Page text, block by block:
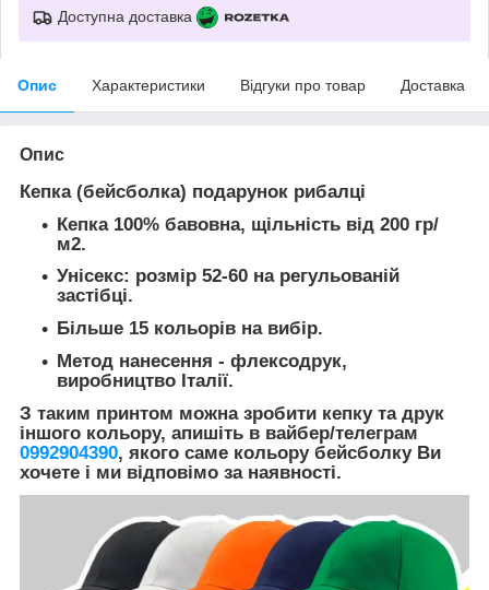
Доступна доставка
Опис Характеристики Відгуки про товар Доставка
Опис
Кепка (бейсболка) подарунок рибалці
Кепка 100% бавовна, щільність від 200 гр/
м2.
Унісекс: розмір 52-60 на регульованій
застібці.
Більше 15 кольорів на вибір.
Метод нанесення - флексодрук,
виробництво Італії.
З таким принтом можна зробити кепку та друк
іншого кольору, апишіть в вайбер/телеграм
0992904390, якого саме кольору бейсболку Ви
хочете і ми відповімо за наявності.